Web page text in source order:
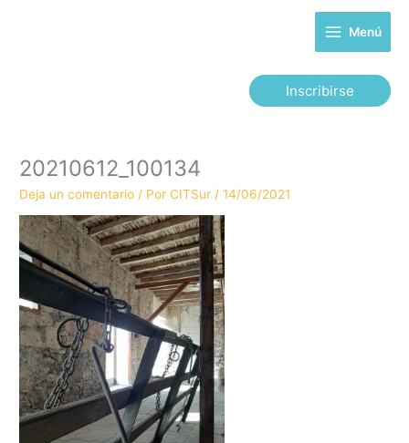
Menú
Inscribirse
20210612_100134
Deja un comentario / PorCITSur /14/06/2021